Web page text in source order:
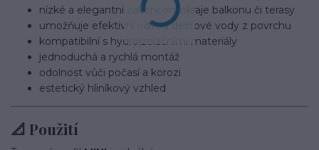
nízké a elegantní zakončení okraje balkonu či terasy
umožňuje efektivní odvod dešťové vody z povrchu
kompatibilní s hydroizolačními materiály
jednoduchá a rychlá montáž
odolnost vůči počasí a korozi
estetický hliníkový vzhled
📐 Použití